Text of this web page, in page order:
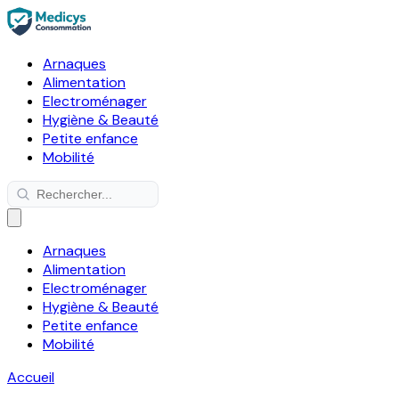
Arnaques
Alimentation
Electroménager
Hygiène & Beauté
Petite enfance
Mobilité
Arnaques
Alimentation
Electroménager
Hygiène & Beauté
Petite enfance
Mobilité
Accueil